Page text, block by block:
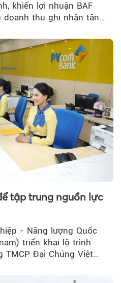
khiến lợi nhuận BAF
thu ghi nhận tăng
tập trung nguồn lực
- Năng lượng Quốc
triển khai lộ trình
TMCP Đại Chúng Việt